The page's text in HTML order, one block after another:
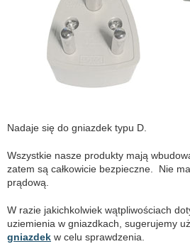
Nadaje się do gniazdek typu D.
Wszystkie nasze produkty mają
zatem są całkowicie bezpieczne. Nie
prądową.
W razie jakichkolwiek wątpliwościach
uziemienia w gniazdkach, sugerujemy
gniazdek w celu sprawdzenia.